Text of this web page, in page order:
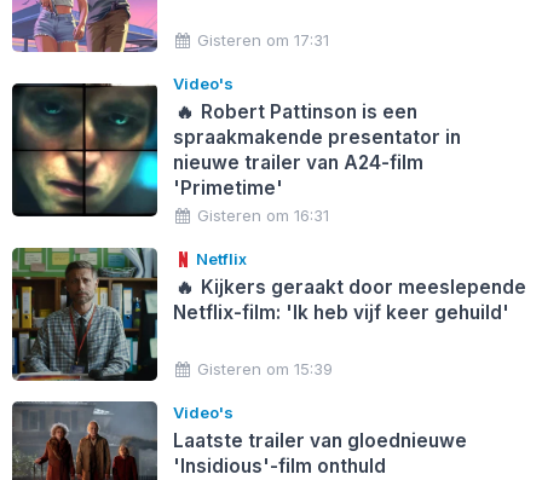
Gisteren om 17:31
Video's
🔥 Robert Pattinson is een
spraakmakende presentator in
nieuwe trailer van A24-film
'Primetime'
Gisteren om 16:31
Netflix
🔥 Kijkers geraakt door meeslepende
Netflix-film: 'Ik heb vijf keer gehuild'
Gisteren om 15:39
Video's
Laatste trailer van gloednieuwe
'Insidious'-film onthuld